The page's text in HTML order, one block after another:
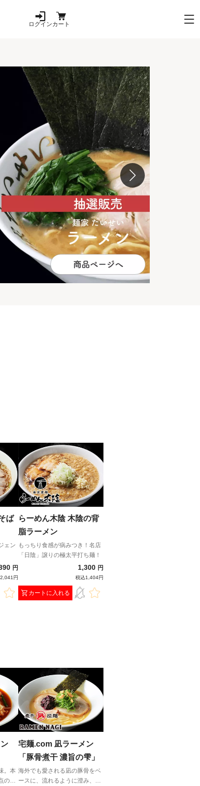
ログインカート
ば
ェン
円
円
らーめん木陰 木陰の背
脂ラーメン
もっちり食感が病みつき！名店
「日陰」譲りの極太平打ち麺！
1,300 円
税込1,404円
カートに入れる
。本
一
宅麺.com 凪ラーメン
「豚骨煮干 濃旨の雫」
海外でも愛される凪の豚骨をベ
ースに、流れるように澄み、芯